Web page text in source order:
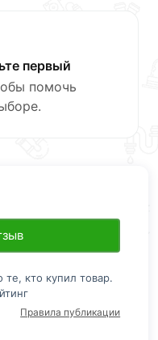
первый
помочь
те, кто купил товар.
Правила публикации